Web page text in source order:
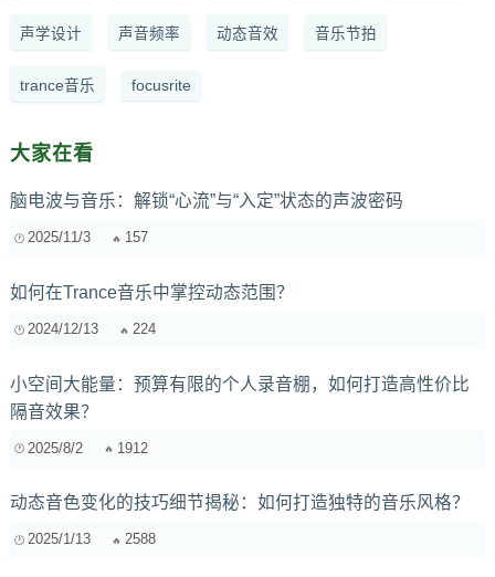
声学设计 声音频率 动态音效 音乐节拍
trance音乐 focusrite
大家在看
脑电波与音乐：解锁“心流”与“入定”状态的声波密码
2025/11/3 157
如何在Trance音乐中掌控动态范围？
2024/12/13 224
小空间大能量：预算有限的个人录音棚，如何打造高性价比
隔音效果？
2025/8/2 1912
动态音色变化的技巧细节揭秘：如何打造独特的音乐风格？
2025/1/13 2588